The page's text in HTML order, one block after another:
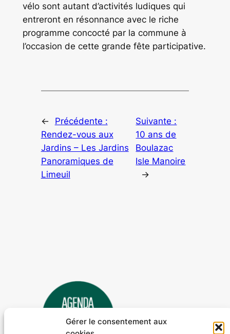
Gérer le consentement aux
vélo sont autant d’activités ludiques qui
entreront en résonnance avec le riche
programme concocté par la commune à
l’occasion de cette grande fête participative.
←
Précédente :
Rendez-vous aux
Jardins – Les Jardins
Panoramiques de
Limeuil
Suivante :
10 ans de
Boulazac
Isle Manoire
→